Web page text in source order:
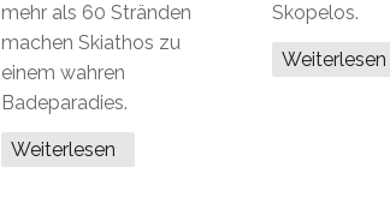
mehr als 60 Stränden
machen Skiathos zu
einem wahren
Badeparadies.
Weiterlesen
Skopelos.
Weiterlesen